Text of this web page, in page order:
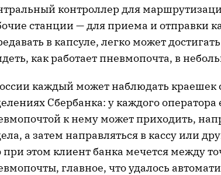
контроллер для
станции — для приема и отправки
в капсуле, легко может
как работает пневмопочта, в
каждый может наблюдать
Сбербанка: у каждого оператора
к нему может приходить,
а затем направляться в кассу или
при этом клиент банка мечется между
главное, что удалось